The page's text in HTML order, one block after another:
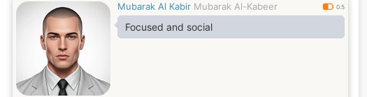
Mubarak Al Kabir Mubarak Al-Kabeer 0.5
Focused and social